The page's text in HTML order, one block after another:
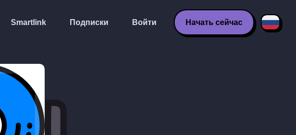
Smartlink Подписки Войти Начать сейчас